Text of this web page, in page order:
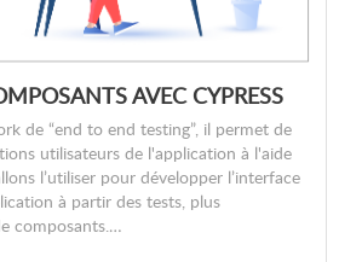
AVEC CYPRESS
de “end to end testing”, il permet de
utilisateurs de l'application à l'aide
l’utiliser pour développer l’interface
à partir des tests, plus
composants.…